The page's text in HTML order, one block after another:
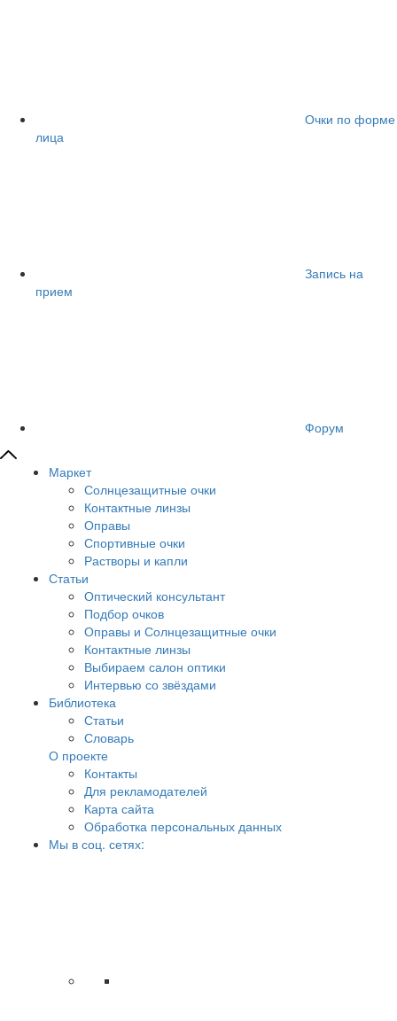
Очки по форме
лица
Запись на
прием
Форум
Маркет
Солнцезащитные очки
Контактные линзы
Оправы
Спортивные очки
Растворы и капли
Статьи
Оптический консультант
Подбор очков
Оправы и Солнцезащитные очки
Контактные линзы
Выбираем салон оптики
Интервью со звёздами
Библиотека
Статьи
Словарь
О проекте
Контакты
Для рекламодателей
Карта сайта
Обработка персональных данных
Мы в соц. сетях: